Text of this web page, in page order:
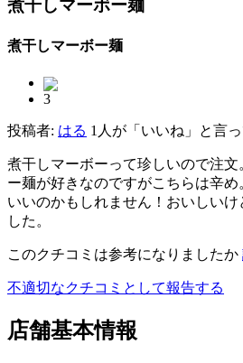
煮干しマーボー麺
煮干しマーボー麺
3
投稿者: はる 1人が「いいね」と言
煮干しマーボーって珍しいので注
ー麺が好きなのですがこちらは辛
いいのかもしれません！おいしいけ
した。
このクチコミは参考になりましたか
不適切なクチコミとして報告する
店舗基本情報